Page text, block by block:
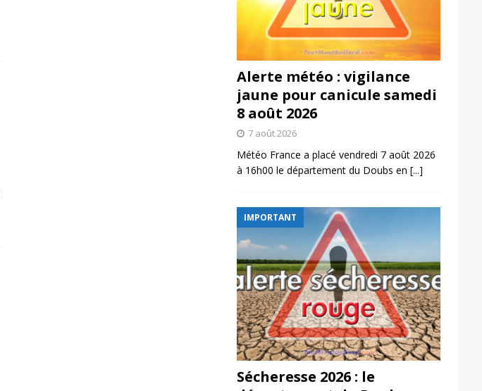
Alerte météo : vigilance
jaune pour canicule samedi
8 août 2026
7 août 2026
Météo France a placé vendredi 7 août 2026
à 16h00 le département du Doubs en [...]
IMPORTANT
Sécheresse 2026 : le